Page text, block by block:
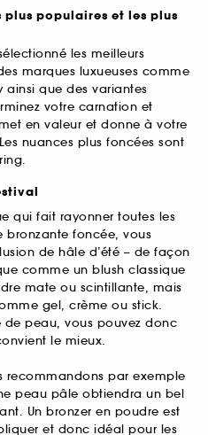
plus populaires et les plus
les meilleurs
marques luxueuses comme
ainsi que des variantes
votre carnation et
en valeur et donne à votre
nuances plus foncées sont
qui fait rayonner toutes les
bronzante foncée, vous
de hâle d’été – de façon
comme un blush classique
mate ou scintillante, mais
gel, crème ou stick.
de peau, vous pouvez donc
le mieux.
recommandons par exemple
peau pâle obtiendra un bel
Un bronzer en poudre est
et donc idéal pour les